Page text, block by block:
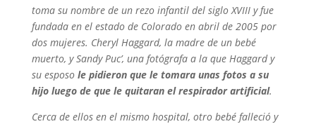
toma su nombre de un rezo infantil del siglo XVIII y fue
fundada en el estado de Colorado en abril de 2005 por
dos mujeres. Cheryl Haggard, la madre de un bebé
muerto, y Sandy Puc’, una fotógrafa a la que Haggard y
su esposo le pidieron que le tomara unas fotos a su
hijo luego de que le quitaran el respirador artificial.
Cerca de ellos en el mismo hospital, otro bebé falleció y